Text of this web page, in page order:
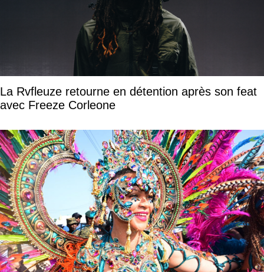
La Rvfleuze retourne en détention après son feat
avec Freeze Corleone